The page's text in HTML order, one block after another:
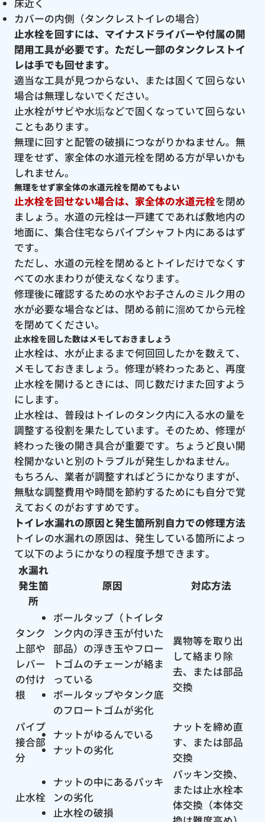
床近く
カバーの内側（タンクレストイレの場合）
止水栓を回すには、マイナスドライバーや付属の開
閉用工具が必要です。ただし一部のタンクレストイ
レは手でも回せます。
適当な工具が見つからない、または固くて回らない
場合は無理しないでください。
止水栓がサビや水垢などで固くなっていて回らない
こともあります。
無理に回すと配管の破損につながりかねません。無
理をせず、家全体の水道元栓を閉める方が早いかも
しれません。
無理をせず家全体の水道元栓を閉めてもよい
止水栓を回せない場合は、家全体の水道元栓を閉め
ましょう。水道の元栓は一戸建てであれば敷地内の
地面に、集合住宅ならパイプシャフト内にあるはず
です。
ただし、水道の元栓を閉めるとトイレだけでなくす
べての水まわりが使えなくなります。
修理後に確認するための水やお子さんのミルク用の
水が必要な場合などは、閉める前に溜めてから元栓
を閉めてください。
止水栓を回した数はメモしておきましょう
止水栓は、水が止まるまで何回回したかを数えて、
メモしておきましょう。修理が終わったあと、再度
止水栓を開けるときには、同じ数だけまた回すよう
にします。
止水栓は、普段はトイレのタンク内に入る水の量を
調整する役割を果たしています。そのため、修理が
終わった後の開き具合が重要です。ちょうど良い開
栓開かないと別のトラブルが発生しかねません。
もちろん、業者が調整すればどうにかなりますが、
無駄な調整費用や時間を節約するためにも自分で覚
えておくのがおすすめです。
トイレ水漏れの原因と発生箇所別自力での修理方法
トイレの水漏れの原因は、発生している箇所によっ
て以下のようにかなりの程度予想できます。
水漏れ
発生箇
所
原因 対応方法
タンク
上部や
レバー
の付け
根
ボールタップ（トイレタ
ンク内の浮き玉が付いた
部品）の浮き玉やフロー
トゴムのチェーンが絡ま
っている
ボールタップやタンク底
のフロートゴムが劣化
異物等を取り出
して絡まり除
去、または部品
交換
パイプ
接合部
分
ナットがゆるんでいる
ナットの劣化
ナットを締め直
す、または部品
交換
止水栓
ナットの中にあるパッキ
ンの劣化
止水栓の破損
パッキン交換、
または止水栓本
体交換（本体交